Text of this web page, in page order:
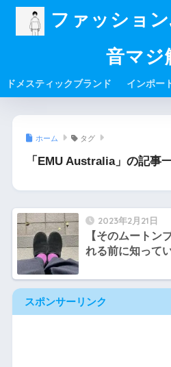
ファッショ
音マジ
ドメスティックブランド インポー
ホーム タグ
「EMU Australia」の記事
2023年2月21日
【そのムートン
れる前に知って
スポンサーリンク